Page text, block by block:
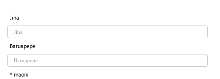
Jina
Baruapepe
* maoni